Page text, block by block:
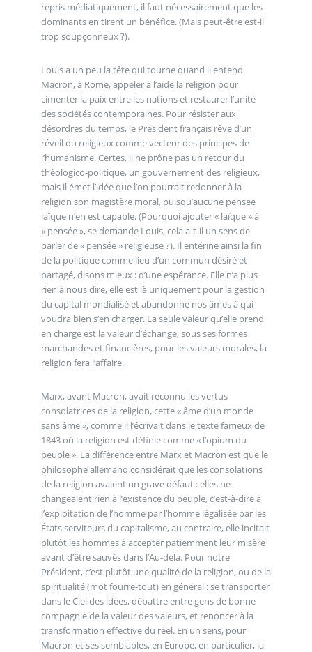
repris médiatiquement, il faut nécessairement que les
dominants en tirent un bénéfice. (Mais peut-être est-il
trop soupçonneux ?).
Louis a un peu la tête qui tourne quand il entend
Macron, à Rome, appeler à l’aide la religion pour
cimenter la paix entre les nations et restaurer l’unité
des sociétés contemporaines. Pour résister aux
désordres du temps, le Président français rêve d’un
réveil du religieux comme vecteur des principes de
l’humanisme. Certes, il ne prône pas un retour du
théologico-politique, un gouvernement des religieux,
mais il émet l’idée que l’on pourrait redonner à la
religion son magistère moral, puisqu’aucune pensée
laïque n’en est capable. (Pourquoi ajouter « laïque » à
« pensée », se demande Louis, cela a-t-il un sens de
parler de « pensée » religieuse ?). Il entérine ainsi la fin
de la politique comme lieu d’un commun désiré et
partagé, disons mieux : d’une espérance. Elle n’a plus
rien à nous dire, elle est là uniquement pour la gestion
du capital mondialisé et abandonne nos âmes à qui
voudra bien s’en charger. La seule valeur qu’elle prend
en charge est la valeur d’échange, sous ses formes
marchandes et financières, pour les valeurs morales, la
religion fera l’affaire.
Marx, avant Macron, avait reconnu les vertus
consolatrices de la religion, cette « âme d’un monde
sans âme », comme il l’écrivait dans le texte fameux de
1843 où la religion est définie comme « l’opium du
peuple ». La différence entre Marx et Macron est que le
philosophe allemand considérait que les consolations
de la religion avaient un grave défaut : elles ne
changeaient rien à l’existence du peuple, c’est-à-dire à
l’exploitation de l’homme par l’homme légalisée par les
États serviteurs du capitalisme, au contraire, elle incitait
plutôt les hommes à accepter patiemment leur misère
avant d’être sauvés dans l’Au-delà. Pour notre
Président, c’est plutôt une qualité de la religion, ou de la
spiritualité (mot fourre-tout) en général : se transporter
dans le Ciel des idées, débattre entre gens de bonne
compagnie de la valeur des valeurs, et renoncer à la
transformation effective du réel. En un sens, pour
Macron et ses semblables, en Europe, en particulier, la